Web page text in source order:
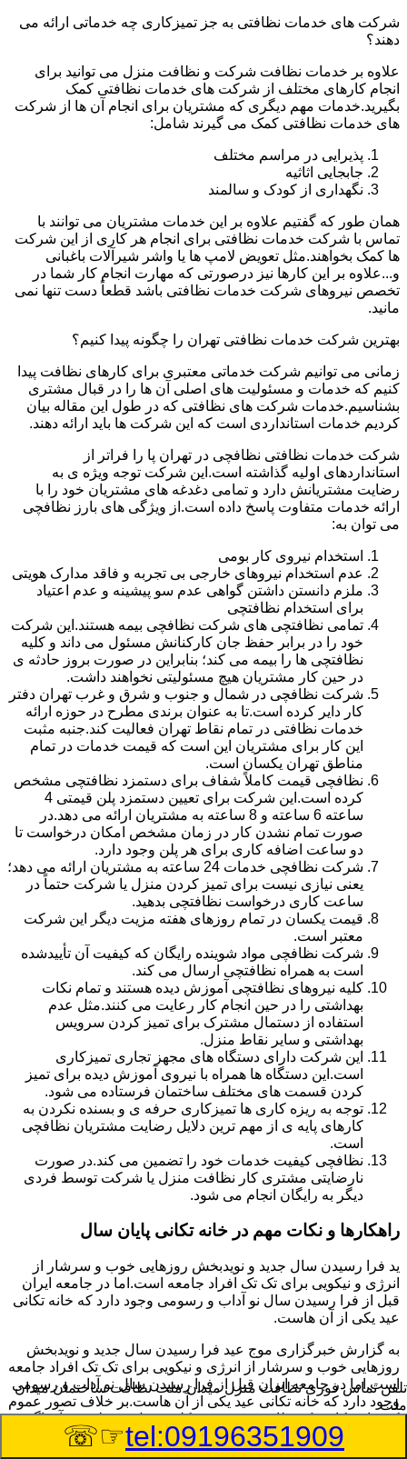
شرکت های خدمات نظافتی به جز تمیزکاری چه خدماتی ارائه می
دهند؟
علاوه بر خدمات نظافت شرکت و نظافت منزل می توانید برای
انجام کارهای مختلف از شرکت های خدمات نظافتی کمک
بگیرید.خدمات مهم دیگری که مشتریان برای انجام آن ها از شرکت
های خدمات نظافتی کمک می گیرند شامل:
پذیرایی در مراسم مختلف
جابجایی اثاثیه
نگهداری از کودک و سالمند
همان طور که گفتیم علاوه بر این خدمات مشتریان می توانند با
تماس با شرکت خدمات نظافتی برای انجام هر کاری از این شرکت
ها کمک بخواهند.مثل تعویض لامپ ها یا واشر شیرآلات باغبانی
و...علاوه بر این کارها نیز درصورتی که مهارت انجام کار شما در
تخصص نیروهای شرکت خدمات نظافتی باشد قطعاً دست تنها نمی
مانید.
بهترین شرکت خدمات نظافتی تهران را چگونه پیدا کنیم؟
زمانی می توانیم شرکت خدماتی معتبری برای کارهای نظافت پیدا
کنیم که خدمات و مسئولیت های اصلی آن ها را در قبال مشتری
بشناسیم.خدمات شرکت های نظافتی که در طول این مقاله بیان
کردیم خدمات استانداردی است که این شرکت ها باید ارائه دهند.
شرکت خدمات نظافتی نظافچی در تهران پا را فراتر از
استانداردهای اولیه گذاشته است.این شرکت توجه ویژه ی به
رضایت مشتریانش دارد و تمامی دغدغه های مشتریان خود را با
ارائه خدمات متفاوت پاسخ داده است.از ویژگی های بارز نظافچی
می توان به:
استخدام نیروی کار بومی
عدم استخدام نیروهای خارجی بی تجربه و فاقد مدارک هویتی
ملزم دانستن داشتن گواهی عدم سو پیشینه و عدم اعتیاد
برای استخدام نظافتچی
تمامی نظافتچی های شرکت نظافچی بیمه هستند.این شرکت
خود را در برابر حفظ جان کارکنانش مسئول می داند و کلیه
نظافتچی ها را بیمه می کند؛ بنابراین در صورت بروز حادثه ی
در حین کار مشتریان هیچ مسئولیتی نخواهند داشت.
شرکت نظافچی در شمال و جنوب و شرق و غرب تهران دفتر
کار دایر کرده است.تا به عنوان برندی مطرح در حوزه ارائه
خدمات نظافتی در تمام نقاط تهران فعالیت کند.جنبه مثبت
این کار برای مشتریان این است که قیمت خدمات در تمام
مناطق تهران یکسان است.
نظافچی قیمت کاملاً شفاف برای دستمزد نظافتچی مشخص
کرده است.این شرکت برای تعیین دستمزد پلن قیمتی 4
ساعته 6 ساعته و 8 ساعته به مشتریان ارائه می دهد.در
صورت تمام نشدن کار در زمان مشخص امکان درخواست تا
دو ساعت اضافه کاری برای هر پلن وجود دارد.
شرکت نظافچی خدمات 24 ساعته به مشتریان ارائه می دهد؛
یعنی نیازی نیست برای تمیز کردن منزل یا شرکت حتماً در
ساعت کاری درخواست نظافتچی بدهید.
قیمت یکسان در تمام روزهای هفته مزیت دیگر این شرکت
معتبر است.
شرکت نظافچی مواد شوینده رایگان که کیفیت آن تأییدشده
است به همراه نظافتچی ارسال می کند.
کلیه نیروهای نظافتچی آموزش دیده هستند و تمام نکات
بهداشتی را در حین انجام کار رعایت می کنند.مثل عدم
استفاده از دستمال مشترک برای تمیز کردن سرویس
بهداشتی و سایر نقاط منزل.
این شرکت دارای دستگاه های مجهز تجاری تمیزکاری
است.این دستگاه ها همراه با نیروی آموزش دیده برای تمیز
کردن قسمت های مختلف ساختمان فرستاده می شود.
توجه به ریزه کاری ها تمیزکاری حرفه ی و بسنده نکردن به
کارهای پایه ی از مهم ترین دلایل رضایت مشتریان نظافچی
است.
نظافچی کیفیت خدمات خود را تضمین می کند.در صورت
نارضایتی مشتری کار نظافت منزل یا شرکت توسط فردی
دیگر به رایگان انجام می شود.
راهکارها و نکات مهم در خانه تکانی پایان سال
ید فرا رسیدن سال جدید و نویدبخش روزهایی خوب و سرشار از
انرژی و نیکویی برای تک تک افراد جامعه است.اما در جامعه ایران
قبل از فرا رسیدن سال نو آداب و رسومی وجود دارد که خانه تکانی
عید یکی از آن هاست.
به گزارش خبرگزاری موج عید فرا رسیدن سال جدید و نویدبخش
روزهایی خوب و سرشار از انرژی و نیکویی برای تک تک افراد جامعه
است.اما در جامعه ایران قبل از فرا رسیدن سال نو آداب و رسومی
وجود دارد که خانه تکانی عید یکی از آن هاست.بر خلاف تصور عموم
که خانه تکانی یک نظافت عمومی و کلی منزل به نظر می آید اگر
بخواهیم به طور اصولی آن را انجام دهیم باید به برخی از نکات توجه
بیشتر داشته باشیم.
تلفن تماس فورینظافت منزل میدان ملت نظافت ساختمان میدان
ملت
tel:09196351909
☞☏